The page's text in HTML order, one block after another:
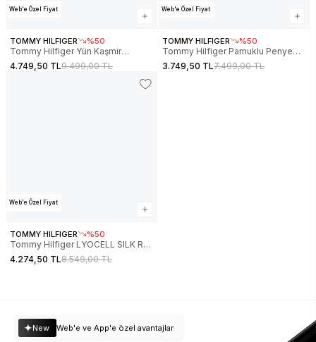
Web'e Özel Fiyat
TOMMY HILFIGER %50
Tommy Hilfiger Yün Kaşmir
Karışımlı Saç Örgülü V Yaka Uzun
Kollu Kadın Lacivert Kazak
4.749,50 TL9.499,00 TL
Web'e Özel Fiyat
TOMMY HILFIGER %50
Tommy Hilfiger Pamuklu Penye
Grafik Baskılı Bisiklet Yaka Uzun
Kollu Kadın Lacivert Kazak
3.749,50 TL7.499,00 TL
Web'e Özel Fiyat
TOMMY HILFIGER %50
Tommy Hilfiger LYOCELL SILK RLX
C-NK LS SWT Kadın Kazak
WW0WW444760A4
4.274,50 TL8.549,00 TL
New Web'e ve App'e özel avantajlar